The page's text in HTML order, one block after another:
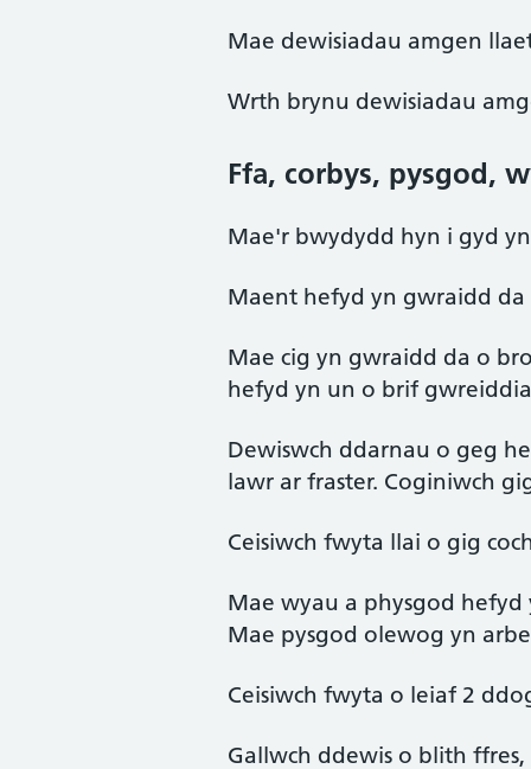
Mae dewisiadau amgen
Wrth brynu dewisiadau
Ffa, corbys, pysgod,
Mae'r bwydydd hyn i gyd
Maent hefyd yn gwraidd da
Mae cig yn gwraidd da o
hefyd yn un o brif
Dewiswch ddarnau o geg
lawr ar fraster. Coginiwch
Ceisiwch fwyta llai o gig
Mae wyau a physgod
Mae pysgod olewog yn
Ceisiwch fwyta o leiaf 2
Gallwch ddewis o blith